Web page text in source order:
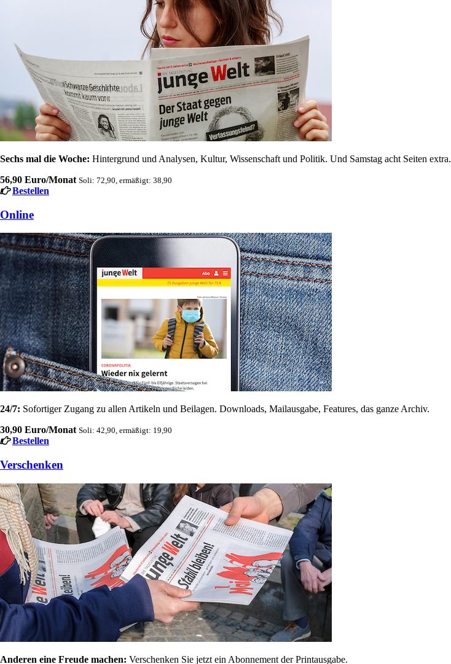
Sechs mal die Woche: Hintergrund und Analysen, Kultur, Wissenschaft und Politik. Und Samstag acht Seiten extra.
56,90 Euro/Monat Soli: 72,90, ermäßigt: 38,90
Bestellen
Online
24/7: Sofortiger Zugang zu allen Artikeln und Beilagen. Downloads, Mailausgabe, Features, das ganze Archiv.
30,90 Euro/Monat Soli: 42,90, ermäßigt: 19,90
Bestellen
Verschenken
Anderen eine Freude machen: Verschenken Sie jetzt ein Abonnement der Printausgabe.